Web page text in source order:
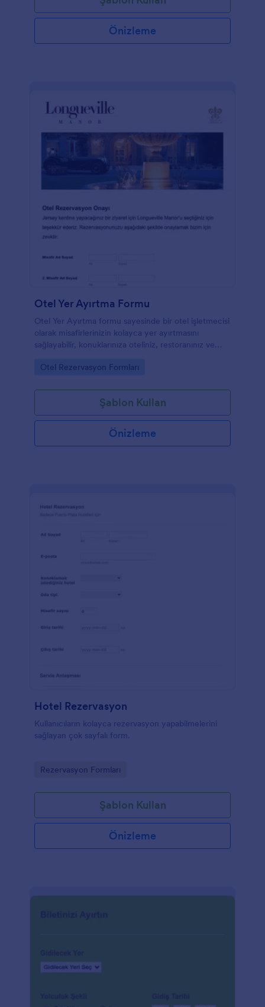
Önizleme
Otel Yer Ayırtma Formu
Otel Yer Ayırtma formu sayesinde bir otel işletmecisi
olarak misafirlerinizin kolayca yer ayırtmasını
sağlayabilir, konuklarınıza oteliniz, restoranınız ve
Konaklama tarihleri ve diğer ihtiyaçlar için özel
yeniden düzenleyebilirsiniz.
Go to Category:
Otel Rezervasyon Formları
Şablon Kullan
Önizleme
Hotel Rezervasyon
Kullanıcıların kolayca rezervasyon yapabilmelerini
sağlayan çok sayfalı form.
Go to Category:
Rezervasyon Formları
Şablon Kullan
Önizleme